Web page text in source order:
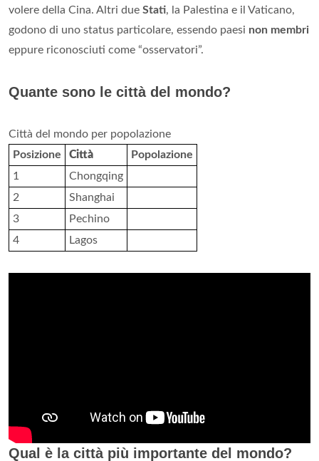
volere della Cina. Altri due Stati, la Palestina e il Vaticano,
godono di uno status particolare, essendo paesi non membri
eppure riconosciuti come “osservatori”.
Quante sono le città del mondo?
Città del mondo per popolazione
Posizione
Città
Popolazione
1
Chongqing
2
Shanghai
3
Pechino
4
Lagos
Qual è la città più importante del mondo?